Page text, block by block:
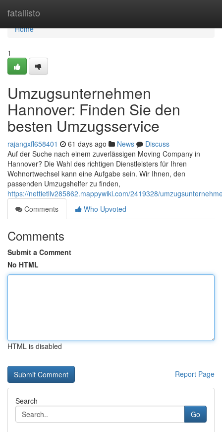
fatallisto
Home
Home
1
Umzugsunternehmen
Hannover: Finden Sie den
besten Umzugsservice
rajangxfl658401 61 days ago News
Discuss
Auf der Suche nach einem zuverlässigen Moving Company in
Hannover? Die Wahl des richtigen Dienstleisters für Ihren
Wohnortwechsel kann eine Aufgabe sein. Wir Ihnen, den
passenden Umzugshelfer zu finden,
https://nettietllv285862.mappywiki.com/2419328/
Comments
Who Upvoted
Comments
Submit a Comment
No HTML
HTML is disabled
Report Page
Search
Go